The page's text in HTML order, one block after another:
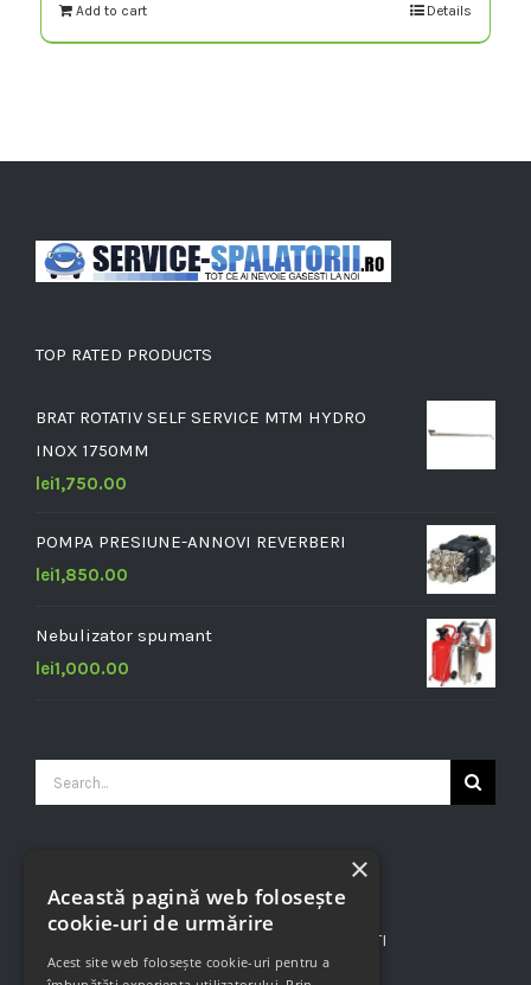
Add to cart Details
TOP RATED PRODUCTS
BRAT ROTATIV SELF SERVICE MTM HYDRO
INOX 1750MM
lei1,750.00
POMPA PRESIUNE-ANNOVI REVERBERI
lei1,850.00
Nebulizator spumant
lei1,000.00
Search
for:
B-bul. Nicolae Grigorescu Nr. 5, BUCURESTI
Phone:+40724 897 885
Această pagină web folosește
cookie-uri de urmărire
Acest site web folosește cookie-uri pentru a
×